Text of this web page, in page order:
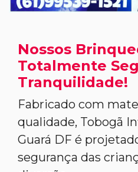
Nossos
Totalmente
Tranquilidade!
Fabricado com
qualidade, Tobogã
Guará DF é
segurança das